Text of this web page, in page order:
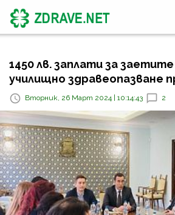
1450 лв. заплати за
училищно здравеопазване
Вторник, 26 Март 2024 | 10:14:43 2